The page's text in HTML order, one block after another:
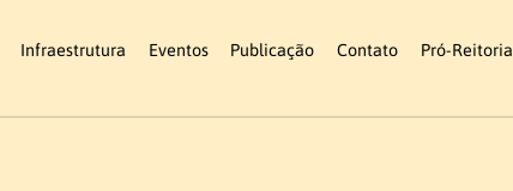
Infraestrutura Eventos Publicação Contato Pró-Reitoria